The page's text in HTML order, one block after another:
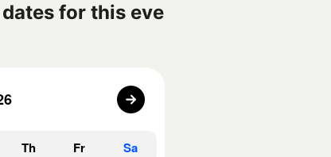
for this eve
Th Fr Sa